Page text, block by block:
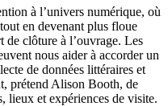
à l’univers numérique, où
en devenant plus floue
de clôture à l’ouvrage. Les
nous aider à accorder un
de données littéraires et
prétend Alison Booth, de
lieux et expériences de visite.